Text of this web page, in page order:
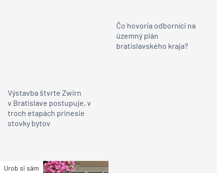
Čo hovoria odborníci na
územný plán
bratislavského kraja?
Výstavba štvrte Zwirn
v Bratislave postupuje, v
troch etapách prinesie
stovky bytov
Urob si sám